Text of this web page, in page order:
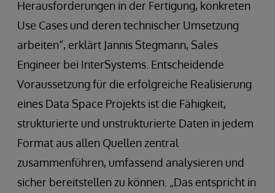
Herausforderungen in der Fertigung, konkreten
Use Cases und deren technischer Umsetzung
arbeiten“, erklärt Jannis Stegmann, Sales
Engineer bei InterSystems. Entscheidende
Voraussetzung für die erfolgreiche Realisierung
eines Data Space Projekts ist die Fähigkeit,
strukturierte und unstrukturierte Daten in jedem
Format aus allen Quellen zentral
zusammenführen, umfassend analysieren und
sicher bereitstellen zu können. „Das entspricht in